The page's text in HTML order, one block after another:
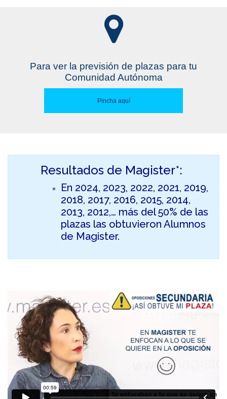
Para ver la previsión de plazas para tu
Comunidad Autónoma
Pincha aquí
Resultados de Magister*:
En 2024, 2023, 2022, 2021, 2019,
2018, 2017, 2016, 2015, 2014,
2013, 2012,… más del 50% de las
plazas las obtuvieron Alumnos
de Magister.